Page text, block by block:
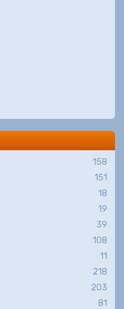
158
151
18
19
39
108
11
218
203
81